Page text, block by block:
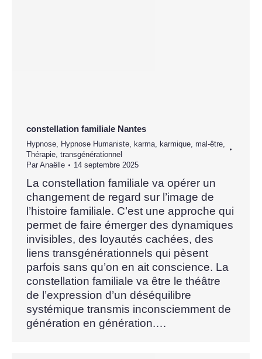
constellation familiale Nantes
Hypnose Hypnose Humaniste karma karmique mal-être
Thérapie transgénérationnel
Par Anaëlle 14 septembre 2025
La constellation familiale va opérer un
changement de regard sur l’image de
l’histoire familiale. C’est une approche qui
permet de faire émerger des dynamiques
invisibles, des loyautés cachées, des
liens transgénérationnels qui pèsent
parfois sans qu’on en ait conscience. La
constellation familiale va être le théâtre
de l’expression d’un déséquilibre
systémique transmis inconsciemment de
génération en génération.…